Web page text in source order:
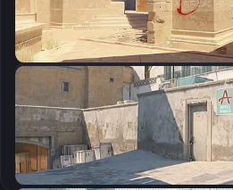
CSGO-8nb3d-Et6WE-QsF6B-